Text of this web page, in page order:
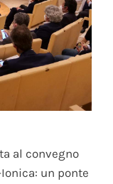
al convegno
un ponte